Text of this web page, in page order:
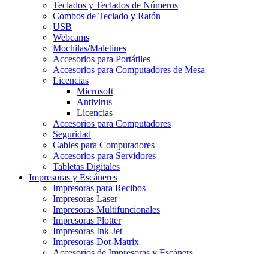
Teclados y Teclados de Números
Combos de Teclado y Ratón
USB
Webcams
Mochilas/Maletines
Accesorios para Portátiles
Accesorios para Computadores de Mesa
Licencias
Microsoft
Antivirus
Licencias
Accesorios para Computadores
Seguridad
Cables para Computadores
Accesorios para Servidores
Tabletas Digitales
Impresoras y Escáneres
Impresoras para Recibos
Impresoras Laser
Impresoras Multifuncionales
Impresoras Plotter
Impresoras Ink-Jet
Impresoras Dot-Matrix